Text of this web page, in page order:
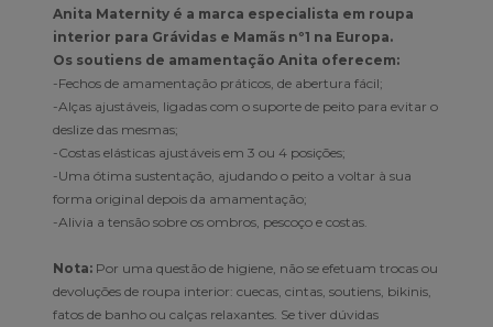
Anita Maternity é a marca especialista em roupa
interior para Grávidas e Mamãs nº1 na Europa.
Os soutiens de amamentação Anita oferecem:
-Fechos de amamentação práticos, de abertura fácil;
-Alças ajustáveis, ligadas com o suporte de peito para evitar o
deslize das mesmas;
-Costas elásticas ajustáveis em 3 ou 4 posições;
-Uma ótima sustentação, ajudando o peito a voltar à sua
forma original depois da amamentação;
-Alivia a tensão sobre os ombros, pescoço e costas.
Nota: Por uma questão de higiene, não se efetuam trocas ou
devoluções de roupa interior: cuecas, cintas, soutiens, bikinis,
fatos de banho ou calças relaxantes. Se tiver dúvidas